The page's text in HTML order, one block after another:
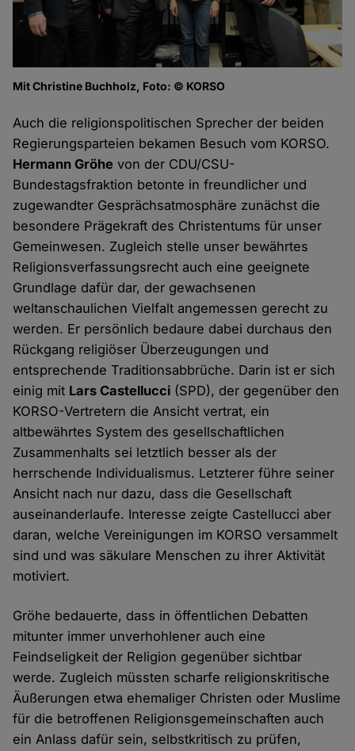
Mit Christine Buchholz, Foto: © KORSO
Auch die religionspolitischen Sprecher der beiden
Regierungsparteien bekamen Besuch vom KORSO.
Hermann Gröhe von der CDU/CSU-
Bundestagsfraktion betonte in freundlicher und
zugewandter Gesprächsatmosphäre zunächst die
besondere Prägekraft des Christentums für unser
Gemeinwesen. Zugleich stelle unser bewährtes
Religionsverfassungsrecht auch eine geeignete
Grundlage dafür dar, der gewachsenen
weltanschaulichen Vielfalt angemessen gerecht zu
werden. Er persönlich bedaure dabei durchaus den
Rückgang religiöser Überzeugungen und
entsprechende Traditionsabbrüche. Darin ist er sich
einig mit Lars Castellucci (SPD), der gegenüber den
KORSO-Vertretern die Ansicht vertrat, ein
altbewährtes System des gesellschaftlichen
Zusammenhalts sei letztlich besser als der
herrschende Individualismus. Letzterer führe seiner
Ansicht nach nur dazu, dass die Gesellschaft
auseinanderlaufe. Interesse zeigte Castellucci aber
daran, welche Vereinigungen im KORSO versammelt
sind und was säkulare Menschen zu ihrer Aktivität
motiviert.
Gröhe bedauerte, dass in öffentlichen Debatten
mitunter immer unverhohlener auch eine
Feindseligkeit der Religion gegenüber sichtbar
werde. Zugleich müssten scharfe religionskritische
Äußerungen etwa ehemaliger Christen oder Muslime
für die betroffenen Religionsgemeinschaften auch
ein Anlass dafür sein, selbstkritisch zu prüfen,